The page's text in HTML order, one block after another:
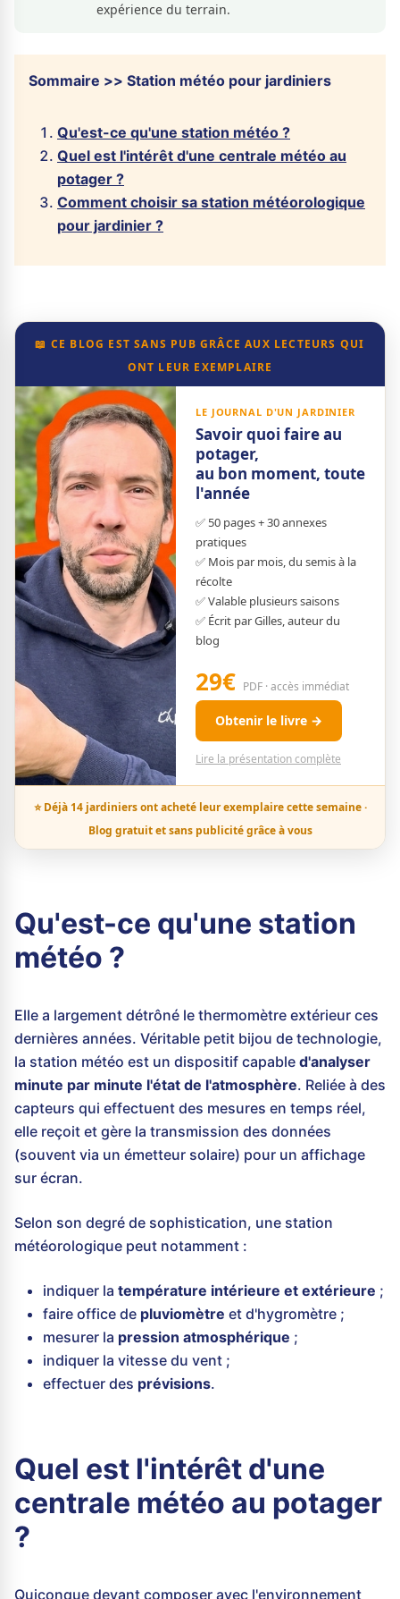
expérience du terrain.
Sommaire >> Station météo pour jardiniers
Qu'est-ce qu'une station météo ?
Quel est l'intérêt d'une centrale météo au
potager ?
Comment choisir sa station météorologique
pour jardinier ?
📖 CE BLOG EST SANS PUB GRÂCE AUX LECTEURS QUI
ONT LEUR EXEMPLAIRE
LE JOURNAL D'UN JARDINIER
Savoir quoi faire au
potager,
au bon moment, toute
l'année
✅ 50 pages + 30 annexes
pratiques
✅ Mois par mois, du semis à la
récolte
✅ Valable plusieurs saisons
✅ Écrit par Gilles, auteur du
blog
29€ PDF · accès immédiat
Obtenir le livre →
Lire la présentation complète
⭐ Déjà 14 jardiniers ont acheté leur exemplaire cette semaine ·
Blog gratuit et sans publicité grâce à vous
Qu'est-ce qu'une station
météo ?
Elle a largement détrôné le thermomètre extérieur ces
dernières années. Véritable petit bijou de technologie,
la station météo est un dispositif capable d'analyser
minute par minute l'état de l'atmosphère. Reliée à des
capteurs qui effectuent des mesures en temps réel,
elle reçoit et gère la transmission des données
(souvent via un émetteur solaire) pour un affichage
sur écran.
Selon son degré de sophistication, une station
météorologique peut notamment :
indiquer la température intérieure et extérieure ;
faire office de pluviomètre et d'hygromètre ;
mesurer la pression atmosphérique ;
indiquer la vitesse du vent ;
effectuer des prévisions.
Quel est l'intérêt d'une
centrale météo au potager
?
Quiconque devant composer avec l'environnement